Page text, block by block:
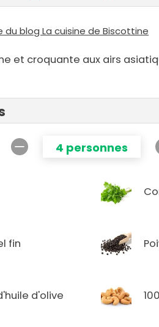
du blog La cuisine de Biscottine
et croquante aux airs
4 personnes
fin
d'olive